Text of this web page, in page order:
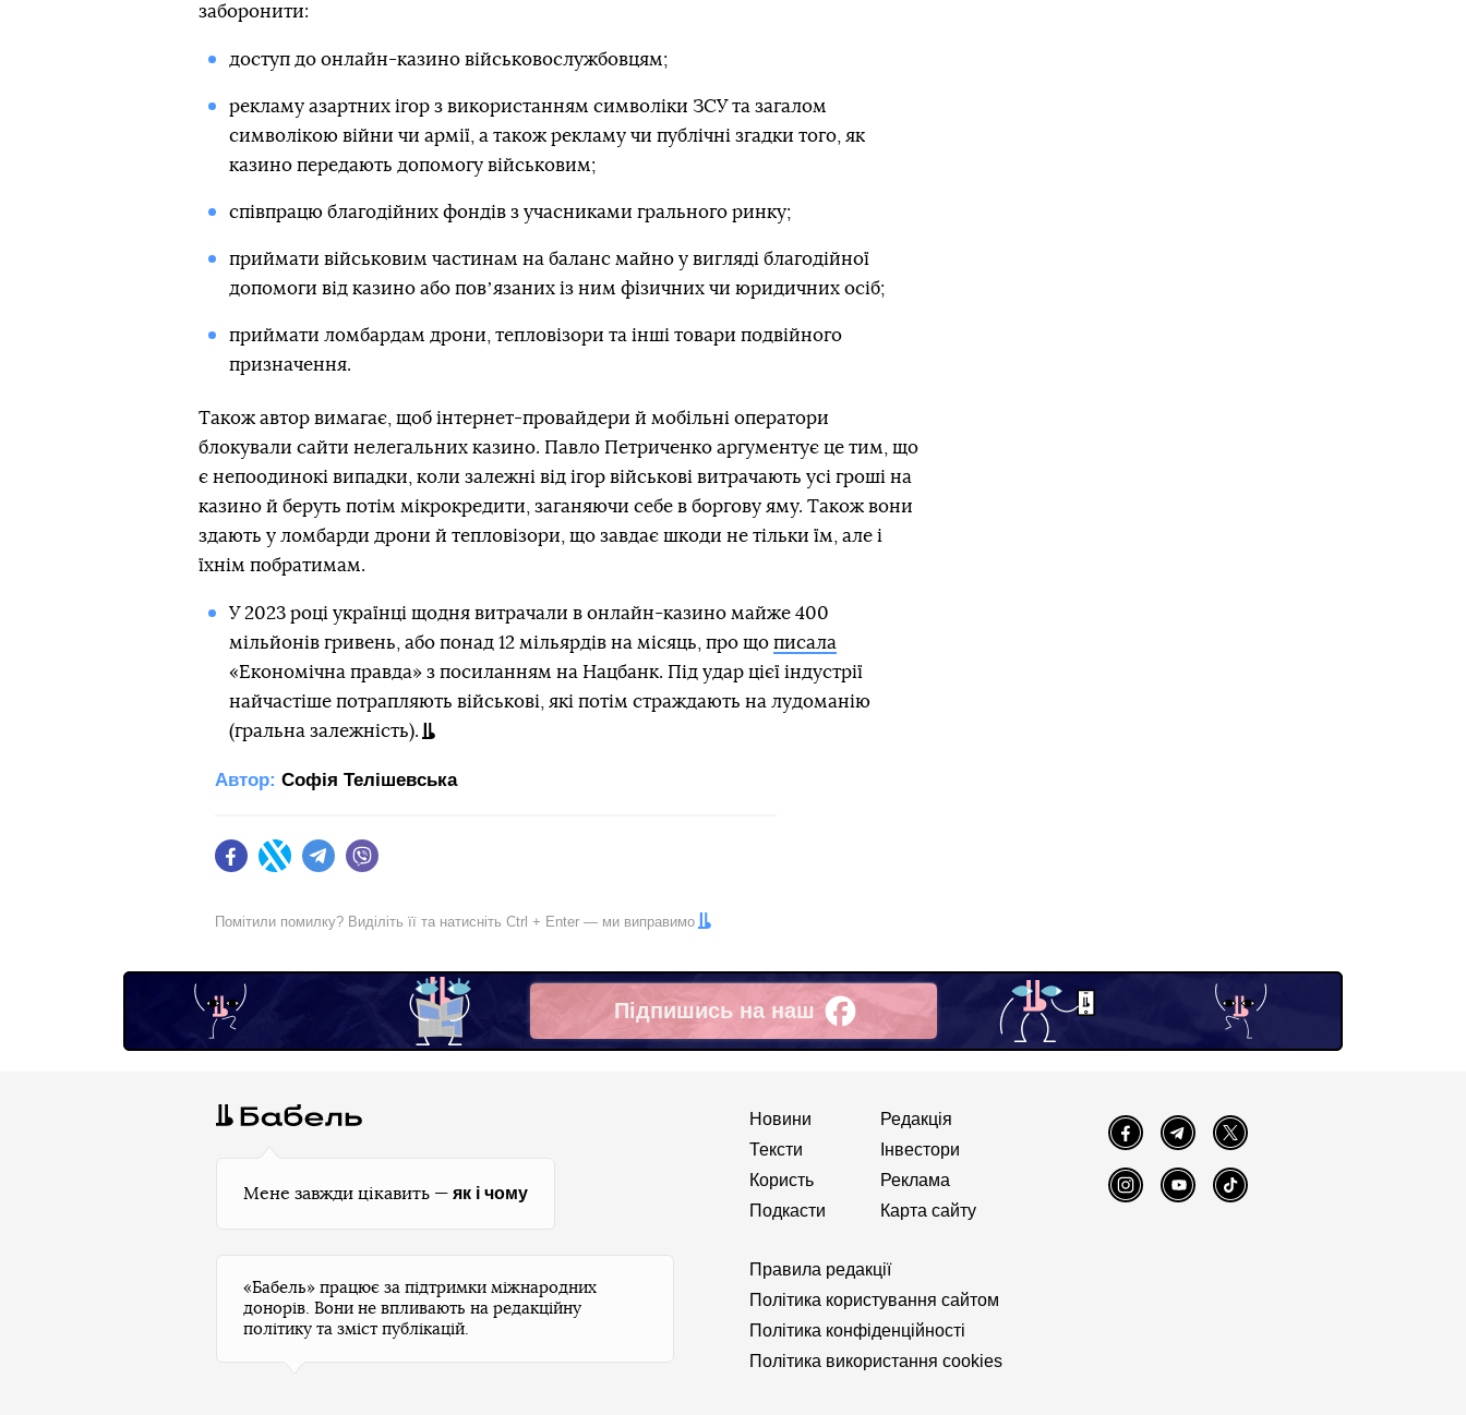
заборонити:
доступ до онлайн-казино військовослужбовцям;
рекламу азартних ігор з використанням символіки ЗСУ та загалом
символікою війни чи армії, а також рекламу чи публічні згадки того, як
казино передають допомогу військовим;
співпрацю благодійних фондів з учасниками грального ринку;
приймати військовим частинам на баланс майно у вигляді благодійної
допомоги від казино або повʼязаних із ним фізичних чи юридичних осіб;
приймати ломбардам дрони, тепловізори та інші товари подвійного
призначення.
Також автор вимагає, щоб інтернет-провайдери й мобільні оператори
блокували сайти нелегальних казино. Павло Петриченко аргументує це тим, що
є непоодинокі випадки, коли залежні від ігор військові витрачають усі гроші на
казино й беруть потім мікрокредити, заганяючи себе в боргову яму. Також вони
здають у ломбарди дрони й тепловізори, що завдає шкоди не тільки їм, але і
їхнім побратимам.
У 2023 році українці щодня витрачали в онлайн-казино майже 400
мільйонів гривень, або понад 12 мільярдів на місяць, про що писала
«Економічна правда» з посиланням на Нацбанк. Під удар цієї індустрії
найчастіше потрапляють військові, які потім страждають на лудоманію
(гральна залежність).
Автор: Софія Телішевська
FacebookTwitter Telegram
Помітили помилку? Виділіть її та натисніть Ctrl + Enter — ми виправимо
Підпишись на наш
Facebook
Мене завжди цікавить — як і чому
Новини
Тексти
Користь
Подкасти
Редакція
Інвестори
Реклама
Карта сайту
FacebookTelegram Twitter
InstagramYouTube TikTok
Правила редакції
Політика користування сайтом
Політика конфіденційності
Політика використання cookies
«Бабель» працює за підтримки міжнародних
донорів. Вони не впливають на редакційну
політику та зміст публікацій.